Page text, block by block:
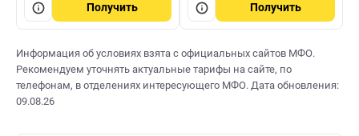
Получить Получить
Информация об условиях взята с официальных сайтов МФО.
Рекомендуем уточнять актуальные тарифы на сайте, по
телефонам, в отделениях интересующего МФО. Дата обновления:
09.08.26